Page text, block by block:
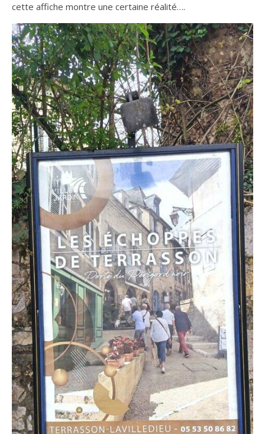
cette affiche montre une certaine réalité….